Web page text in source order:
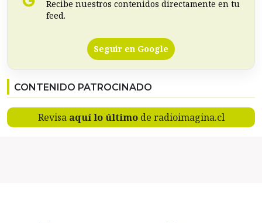
Recibe nuestros contenidos directamente en tu
feed.
Seguir en Google
CONTENIDO PATROCINADO
Revisa aquí lo últimode radioimagina.cl